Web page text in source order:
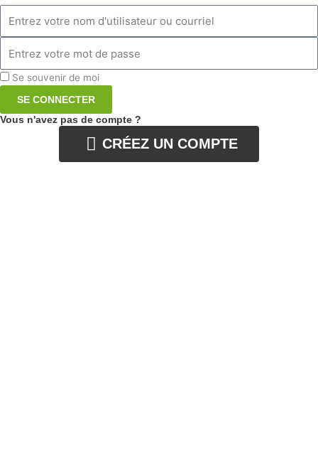
ou
courrielIdentifiant
ou
adresse
courriel
de
passeSe souvenir de moi
SE CONNECTER
Vous n'avez pas de compte ?
CRÉEZ UN COMPTE